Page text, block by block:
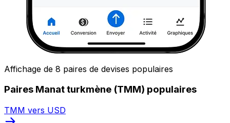
Affichage de 8 paires de devises populaires
Paires Manat turkmène (TMM) populaires
TMM vers USD